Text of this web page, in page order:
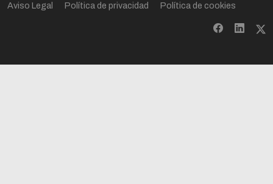
Aviso Legal Política de privacidad Política de cookies